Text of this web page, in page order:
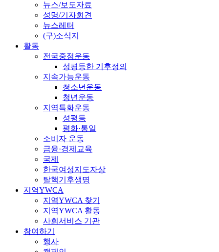
뉴스/보도자료
성명/기자회견
뉴스레터
(구)소식지
활동
전국중점운동
성평등한 기후정의
지속가능운동
청소년운동
청년운동
지역특화운동
성평등
평화·통일
소비자 운동
금융·경제교육
국제
한국여성지도자상
탈핵기후생명
지역YWCA
지역YWCA 찾기
지역YWCA 활동
사회서비스 기관
참여하기
행사